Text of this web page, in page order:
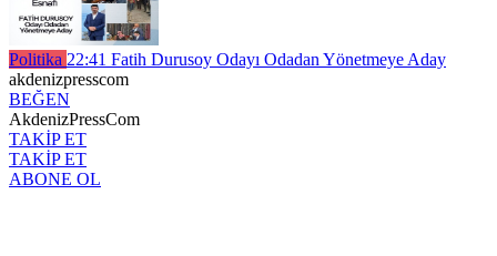
Politika 22:41 Fatih Durusoy Odayı Odadan Yönetmeye Aday
akdenizpresscom
BEĞEN
AkdenizPressCom
TAKİP ET
TAKİP ET
ABONE OL